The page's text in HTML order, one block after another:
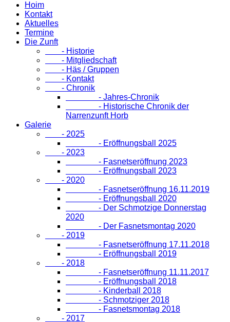
Hoim
Kontakt
Aktuelles
Termine
Die Zunft
- Historie
- Mitgliedschaft
- Häs / Gruppen
- Kontakt
- Chronik
- Jahres-Chronik
- Historische Chronik der
Narrenzunft Horb
Galerie
- 2025
- Eröffnungsball 2025
- 2023
- Fasnetseröffnung 2023
- Eröffnungsball 2023
- 2020
- Fasnetseröffnung 16.11.2019
- Eröffnungsball 2020
- Der Schmotzige Donnerstag
2020
- Der Fasnetsmontag 2020
- 2019
- Fasnetseröffnung 17.11.2018
- Eröffnungsball 2019
- 2018
- Fasnetseröffnung 11.11.2017
- Eröffnungsball 2018
- Kinderball 2018
- Schmotziger 2018
- Fasnetsmontag 2018
- 2017